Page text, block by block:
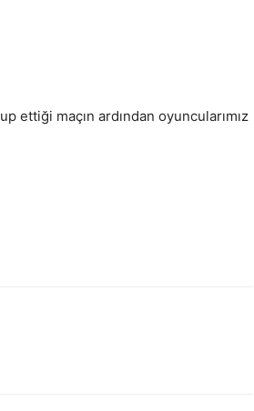
ettiği maçın ardından oyuncularımız